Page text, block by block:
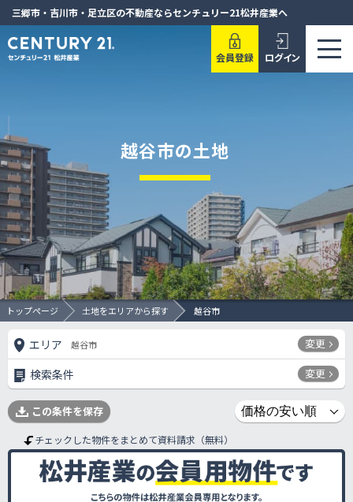
三郷市・吉川市・足立区の不動産ならセンチュリー21松井産業へ
会員登録 ログイン
トップページ 土地をエリアから探す 越谷市
越谷市の土地
エリア 越谷市 変更
検索条件 変更
この条件を保存
チェックした物件をまとめて資料請求（無料）